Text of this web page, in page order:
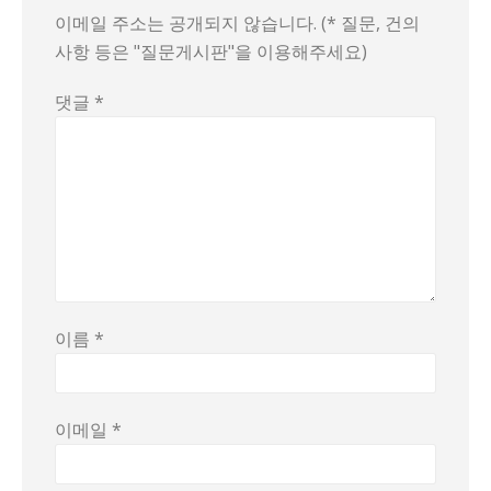
이메일 주소는 공개되지 않습니다. (* 질문, 건의
사항 등은 "질문게시판"을 이용해주세요)
댓글 *
이름 *
이메일 *